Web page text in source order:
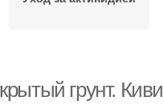
грунт.